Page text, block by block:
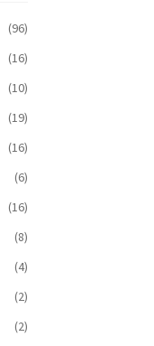
(96)
(16)
(10)
(19)
(16)
(6)
(16)
(8)
(4)
(2)
(2)